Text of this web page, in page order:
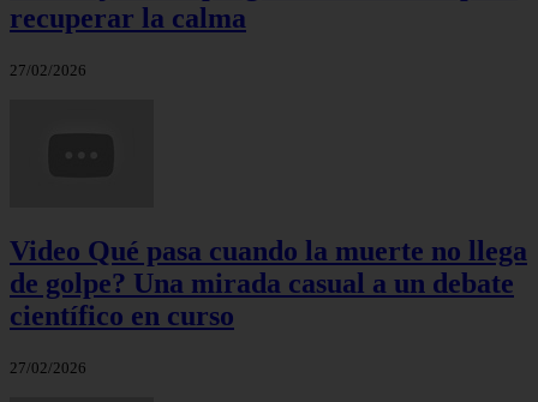
recuperar la calma
27/02/2026
Video Qué pasa cuando la muerte no llega
de golpe? Una mirada casual a un debate
científico en curso
27/02/2026